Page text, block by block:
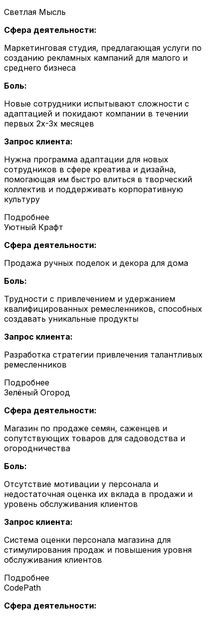
Светлая Мысль
Сфера деятельности:
Маркетинговая студия, предлагающая услуги по
созданию рекламных кампаний для малого и
среднего бизнеса
Боль:
Новые сотрудники испытывают сложности с
адаптацией и покидают компании в течении
первых 2х-3х месяцев
Запрос клиента:
Нужна программа адаптации для новых
сотрудников в сфере креатива и дизайна,
помогающая им быстро влиться в творческий
коллектив и поддерживать корпоративную
культуру
Подробнее
Уютный Крафт
Сфера деятельности:
Продажа ручных поделок и декора для дома
Боль:
Трудности с привлечением и удержанием
квалифицированных ремесленников, способных
создавать уникальные продукты
Запрос клиента:
Разработка стратегии привлечения талантливых
ремесленников
Подробнее
Зелёный Огород
Сфера деятельности:
Магазин по продаже семян, саженцев и
сопутствующих товаров для садоводства и
огородничества
Боль:
Отсутствие мотивации у персонала и
недостаточная оценка их вклада в продажи и
уровень обслуживания клиентов
Запрос клиента:
Система оценки персонала магазина для
стимулирования продаж и повышения уровня
обслуживания клиентов
Подробнее
CodePath
Сфера деятельности: